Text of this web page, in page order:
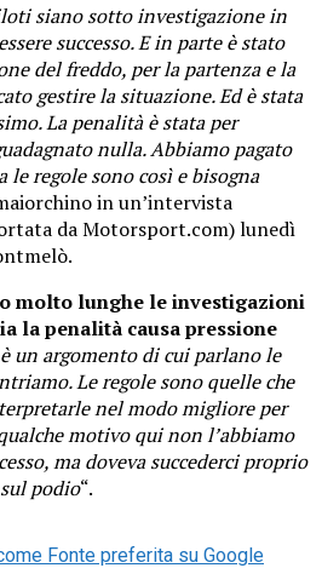
siano sotto investigazione in
successo. E in parte è stato
del freddo, per la partenza e la
gestire la situazione. Ed è stata
La penalità è stata per
nulla. Abbiamo pagato
regole sono così e bisogna
in un’intervista
da Motorsport.com) lunedì
molto lunghe le investigazioni
la penalità causa pressione
un argomento di cui parlano le
Le regole sono quelle che
nel modo migliore per
motivo qui non l’abbiamo
ma doveva succederci proprio
podio“.
Fonte preferita su Google